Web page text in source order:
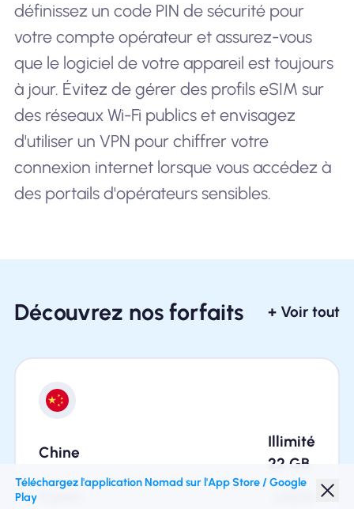
définissez un code PIN de sécurité pour
votre compte opérateur et assurez-vous
que le logiciel de votre appareil est toujours
à jour. Évitez de gérer des profils eSIM sur
des réseaux Wi-Fi publics et envisagez
d'utiliser un VPN pour chiffrer votre
connexion internet lorsque vous accédez à
des portails d'opérateurs sensibles.
Découvrez nos forfaits + Voir tout
Chine
Illimité
22 GB
Téléchargez l'application Nomad sur l'App Store / Google
Play